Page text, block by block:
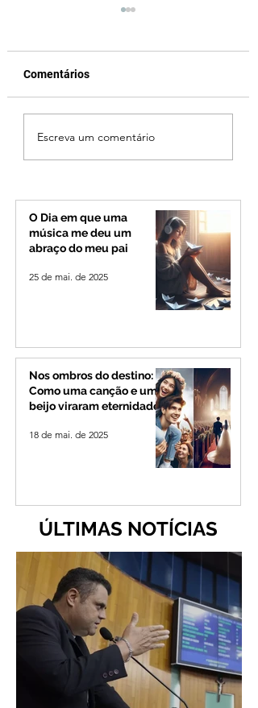
MPMG tenta barrar
gastos de R$ 1,8 milhão
com shows da Festa da
mineira de pouco mais
de 4 mil habitantes
Comentários
Escreva um comentário
O Dia em que uma
música me deu um
abraço do meu pai
25 de mai. de 2025
Nos ombros do destino:
Como uma canção e um
beijo viraram eternidade
18 de mai. de 2025
ÚLTIMAS NOTÍCIAS